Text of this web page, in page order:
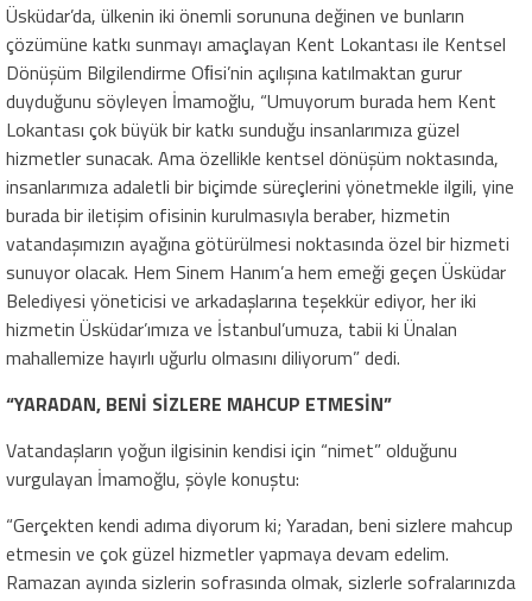
Üsküdar’da, ülkenin iki önemli sorununa değinen ve bunların
çözümüne katkı sunmayı amaçlayan Kent Lokantası ile Kentsel
Dönüşüm Bilgilendirme Oﬁsi’nin açılışına katılmaktan gurur
duyduğunu söyleyen İmamoğlu, “Umuyorum burada hem Kent
Lokantası çok büyük bir katkı sunduğu insanlarımıza güzel
hizmetler sunacak. Ama özellikle kentsel dönüşüm noktasında,
insanlarımıza adaletli bir biçimde süreçlerini yönetmekle ilgili, yine
burada bir iletişim ofisinin kurulmasıyla beraber, hizmetin
vatandaşımızın ayağına götürülmesi noktasında özel bir hizmeti
sunuyor olacak. Hem Sinem Hanım’a hem emeği geçen Üsküdar
Belediyesi yöneticisi ve arkadaşlarına teşekkür ediyor, her iki
hizmetin Üsküdar’ımıza ve İstanbul’umuza, tabii ki Ünalan
mahallemize hayırlı uğurlu olmasını diliyorum” dedi.
“YARADAN, BENİ SİZLERE MAHCUP ETMESİN”
Vatandaşların yoğun ilgisinin kendisi için “nimet” olduğunu
vurgulayan İmamoğlu, şöyle konuştu:
“Gerçekten kendi adıma diyorum ki; Yaradan, beni sizlere mahcup
etmesin ve çok güzel hizmetler yapmaya devam edelim.
Ramazan ayında sizlerin sofrasında olmak, sizlerle sofralarınızda